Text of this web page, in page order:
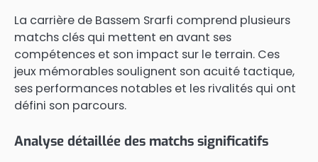
La carrière de Bassem Srarfi comprend plusieurs
matchs clés qui mettent en avant ses
compétences et son impact sur le terrain. Ces
jeux mémorables soulignent son acuité tactique,
ses performances notables et les rivalités qui ont
défini son parcours.
Analyse détaillée des matchs significatifs